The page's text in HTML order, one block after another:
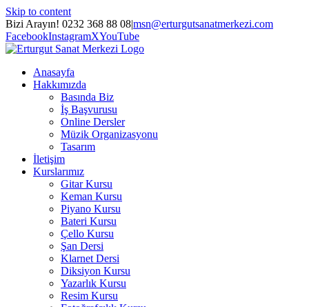
Skip to content
Bizi Arayın! 0232 368 88 08|msn@erturgutsanatmerkezi.com
FacebookInstagramXYouTube
Anasayfa
Hakkımızda
Basında Biz
İş Başvurusu
Online Dersler
Müzik Organizasyonu
Tasarım
İletişim
Kurslarımız
Gitar Kursu
Keman Kursu
Piyano Kursu
Bateri Kursu
Çello Kursu
Şan Dersi
Klarnet Dersi
Diksiyon Kursu
Yazarlık Kursu
Resim Kursu